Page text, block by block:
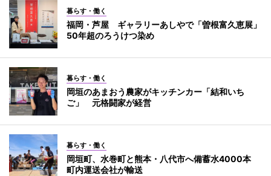
暮らす・働く
福岡・芦屋 ギャラリーあしやで「曽根富久恵展」
50年超のろうけつ染め
暮らす・働く
岡垣のあまおう農家がキッチンカー「結和いち
ご」 元格闘家が経営
暮らす・働く
岡垣町、水巻町と熊本・八代市へ備蓄水4000本
町内運送会社が輸送